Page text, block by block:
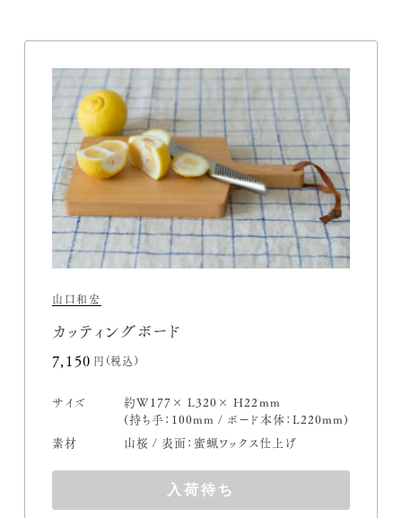
山口和宏
カッティングボード
7,150円(税込)
サイズ
約W177× L320× H22mm
(持ち手：100mm / ボード本体：L220mm)
素材
山桜 / 表面：蜜蝋ワックス仕上げ
入荷待ち